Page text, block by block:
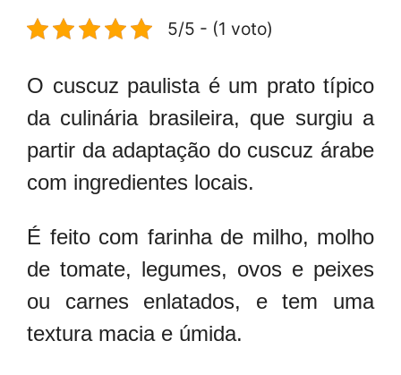
5/5 - (1 voto)
O cuscuz paulista é um prato típico
da culinária brasileira, que surgiu a
partir da adaptação do cuscuz árabe
com ingredientes locais.
É feito com farinha de milho, molho
de tomate, legumes, ovos e peixes
ou carnes enlatados, e tem uma
textura macia e úmida.